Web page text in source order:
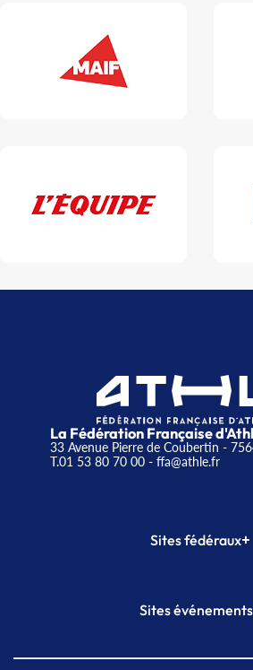
La Fédération Française
33 Avenue Pierre de Coubertin -
T.01 53 80 70 00- ffa@athle.fr
Sites fédéraux+
Plateforme
Sites événements
Meeting de Paris